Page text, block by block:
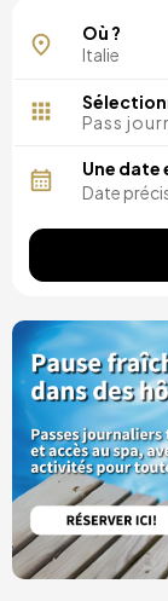
Abruzos
Calabre
Émilie-
Frioul-Vénétie
Lombardie
Piémont
Tuscany
Où ?
Pass
Une date